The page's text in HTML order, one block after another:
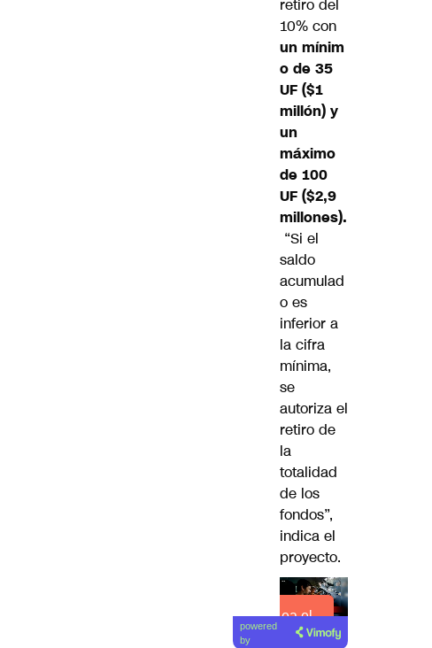
retiro del
10% con
un mínim
o de 35
UF ($1
millón) y
un
máximo
de 100
UF ($2,9
millones).
“Si el
saldo
acumulad
o es
inferior a
la cifra
mínima,
se
autoriza el
retiro de
la
totalidad
de los
fondos”,
indica el
proyecto.
Lea el
artículo
powered
by